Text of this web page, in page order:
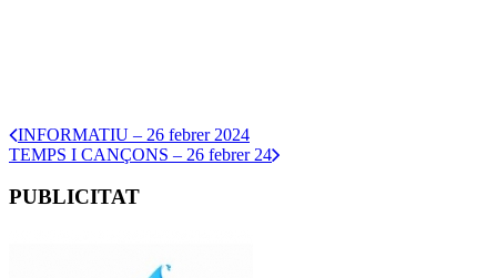
INFORMATIU – 26 febrer 2024
TEMPS I CANÇONS – 26 febrer 24
PUBLICITAT